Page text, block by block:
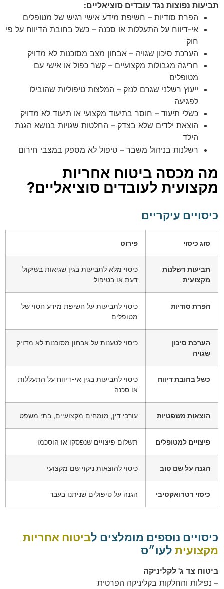
תביעות נפוצות נגד עובדים סוציאליים:
הפרת סודיות – חשיפת מידע אישי רגיש של מטופלים
אי-דיווח על התעללות או סכנה – כשל בחובת הדיווח על פי
חוק
הערכת סיכון שגויה – אבחון מצב מסוכנות לא מדויק
חריגה מגבולות מקצועיים – קשר כפול או אישי עם
מטופלים
ייעוץ רשלני שגרם לנזק – המלצות טיפוליות שהובילו
לפגיעה
כשלי תיעוד – חוסר בתיעוד מקצועי או תיעוד לא מדויק
הוצאת ילדים שלא בצדק – החלטות שגויות בנושא הגנת
הילד
רשלנות בניהול משבר – טיפול לא מספק במצבי חירום
מה מכסה ביטוח אחריות
מקצועית לעובדים סוציאליים?
כיסויים עיקריים
סוג כיסוי פירוט
תביעות רשלנות
מקצועית
כיסוי מלא לתביעות בגין שגיאות בשיקול
דעת או בטיפול
הפרת סודיות
כיסוי לתביעות על חשיפת מידע חסוי של
מטופלים
הערכת סיכון
שגויה
כיסוי לטענות על אבחון מסוכנות לא מדויק
כשל בחובת דיווח
כיסוי לתביעות בגין אי-דיווח על התעללות
או סכנה
הוצאות משפטיות עורכי דין, מומחים מקצועיים, בתי משפט
פיצויים למטופלים תשלום פיצויים שנפסקו או הוסכמו
הגנה על שם טוב כיסוי להוצאות ניקוי שם מקצועי
כיסוי רטרואקטיבי הגנה על טיפולים שניתנו בעבר
כיסויים נוספים מומלצים לביטוח אחריות
מקצועית לעו״ס
ביטוח צד ג' לקליניקה
– נפילות והחלקות בקליניקה הפרטית